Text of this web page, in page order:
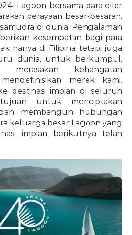
Lagoon bersama para diler
perayaan besar-besaran,
di dunia. Pengalaman
kesempatan bagi para
hanya di Filipina tetapi juga
dunia, untuk berkumpul,
merasakan kehangatan
merek kami.
destinasi impian di seluruh
untuk menciptakan
membangun hubungan
keluarga besar Lagoon yang
impian berikutnya telah